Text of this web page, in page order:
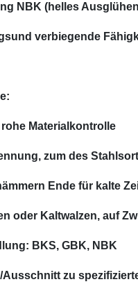
NBK (helles
verbiegende
Materialkontrolle
zum des
Ende für kalte
oder Kaltwalzen, auf
BKS, GBK, NBK
Ausschnitt zu